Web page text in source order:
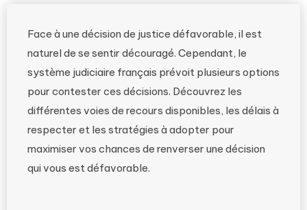
Face à une décision de justice défavorable, il est
naturel de se sentir découragé. Cependant, le
système judiciaire français prévoit plusieurs options
pour contester ces décisions. Découvrez les
différentes voies de recours disponibles, les délais à
respecter et les stratégies à adopter pour
maximiser vos chances de renverser une décision
qui vous est défavorable.